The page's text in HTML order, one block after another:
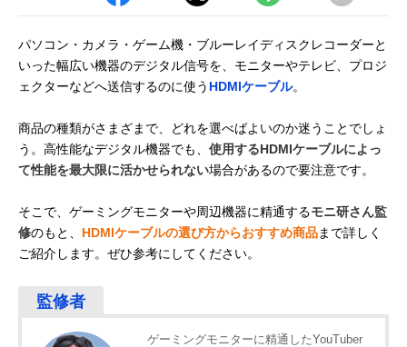
パソコン・カメラ・ゲーム機・ブルーレイディスクレコーダーと
いった幅広い機器のデジタル信号を、モニターやテレビ、プロジ
ェクターなどへ送信するのに使う HDMIケーブル。
商品の種類がさまざまで、どれを選べばよいのか迷うことでしょ
う。高性能なデジタル機器でも、 使用するHDMIケーブルによっ
て性能を最大限に活かせられない場合があるので要注意です。
そこで、ゲーミングモニターや周辺機器に精通するモニ研さん監
修のもと、 HDMIケーブルの選び方からおすすめ商品まで詳しく
ご紹介します。ぜひ参考にしてください。
ゲーミングモニターに精通したYouTuber